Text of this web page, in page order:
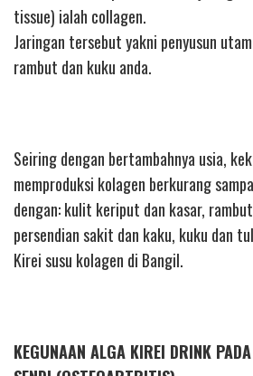
tissue) ialah collagen.
Jaringan tersebut yakni penyusun
rambut dan kuku anda.
Seiring dengan bertambahnya usia,
memproduksi kolagen berkurang
dengan: kulit keriput dan kasar,
persendian sakit dan kaku, kuku dan
Kirei susu kolagen di Bangil.
KEGUNAAN ALGA KIREI DRINK